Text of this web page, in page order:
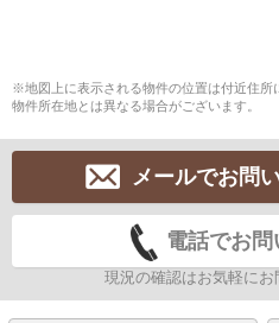
※地図上に表示される物件の位置は付近住所
物件所在地とは異なる場合がございます。
メールでお問
電話でお
現況の確認はお気軽にお